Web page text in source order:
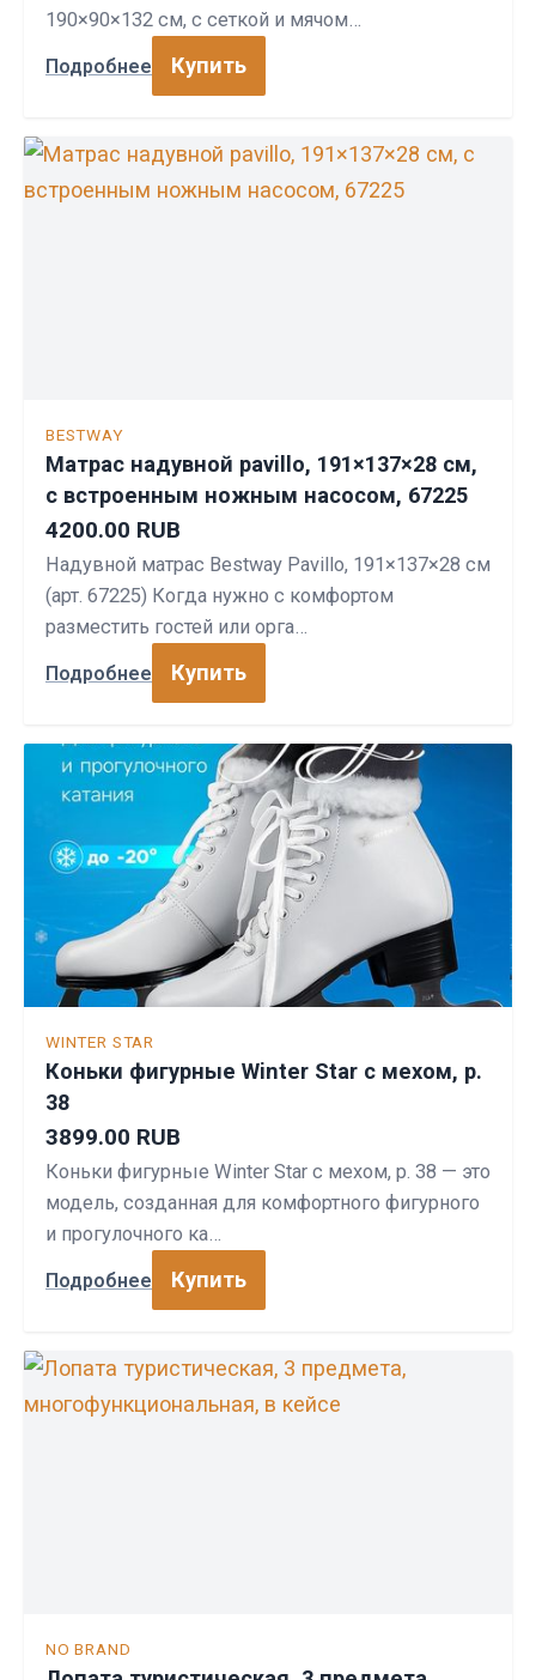
190×90×132 см, с сеткой и мячом…
Подробнее Купить
BESTWAY
Матрас надувной pavillo, 191×137×28 см,
с встроенным ножным насосом, 67225
4200.00 RUB
Надувной матрас Bestway Pavillo, 191×137×28 см
(арт. 67225) Когда нужно с комфортом
разместить гостей или орга…
Подробнее Купить
WINTER STAR
Коньки фигурные Winter Star с мехом, р.
38
3899.00 RUB
Коньки фигурные Winter Star с мехом, р. 38 — это
модель, созданная для комфортного фигурного
и прогулочного ка…
Подробнее Купить
NO BRAND